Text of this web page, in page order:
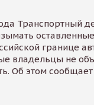
Транспортный
границе
владельцы не
Об этом сообщает